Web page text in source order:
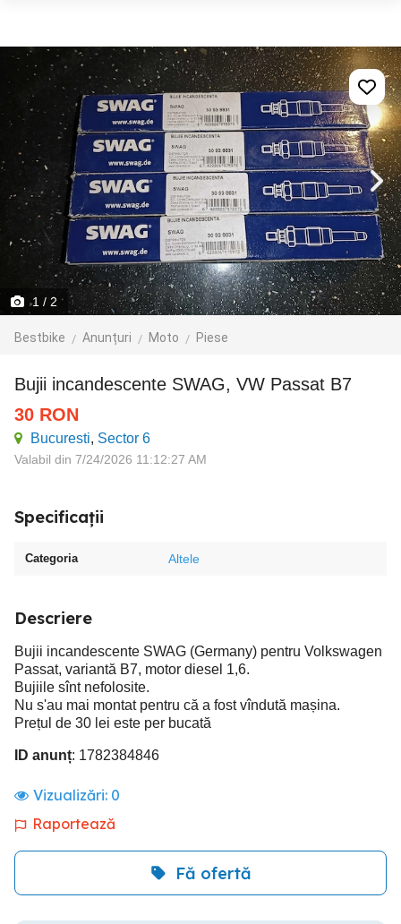
1 / 2
Bestbike Anunțuri Moto Piese
Bujii incandescente SWAG, VW Passat B7
30 RON
Bucuresti, Sector 6
Valabil din 7/24/2026 11:12:27 AM
Specificații
Categoria Altele
Descriere
Bujii incandescente SWAG (Germany) pentru Volkswagen
Passat, variantă B7, motor diesel 1,6.
Bujiile sînt nefolosite.
Nu s'au mai montat pentru că a fost vîndută mașina.
Prețul de 30 lei este per bucată
ID anunț: 1782384846
Vizualizări: 0
Raportează
Fă ofertă